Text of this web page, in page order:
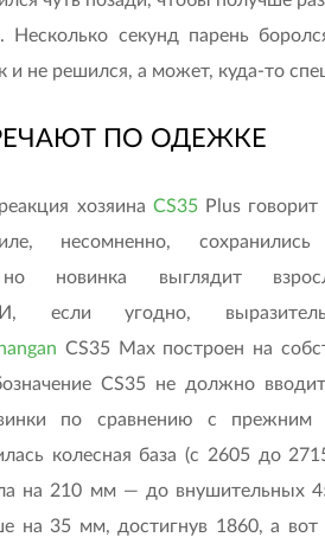
Несколько секунд парень
и не решился, а может, куда-то
ПО ОДЕЖКЕ
хозяина CS35Plus говорит
несомненно,
но новинка выглядит
И, если угодно,
CS35 Max построен на
CS35 не должно
по сравнению с прежним
колесная база (с 2605 до
на 210 мм — до внушительных
на 35 мм, достигнув 1860, а вот